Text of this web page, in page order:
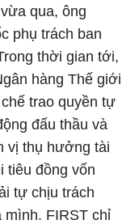
qua, ông
phụ trách ban
thời gian tới,
hàng Thế giới
trao quyền tự
đấu thầu và
vị thụ hưởng tài
tiêu đồng vốn
tự chịu trách
mình. FIRST chỉ